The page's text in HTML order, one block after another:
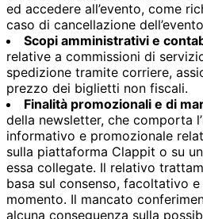
ed accedere all’evento, come
caso di cancellazione
Scopi amministrativi e
relative a commissioni di
spedizione tramite corriere,
prezzo dei biglietti non fiscali.
Finalità promozionali e di
della newsletter, che comporta
informativo e promozionale
sulla piattaforma Clappit o su
essa collegate. Il relativo
basa sul consenso, facoltativo
momento. Il mancato
alcuna conseguenza sulla